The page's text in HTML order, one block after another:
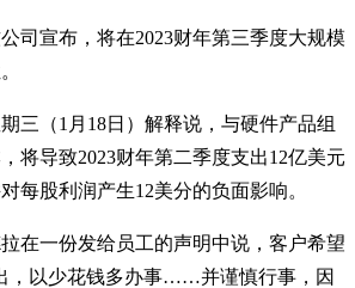
司宣布，将在2023财年第三季度大规模
三（1月18日）解释说，与硬件产品组
将导致2023财年第二季度支出12亿美元
每股利润产生12美分的负面影响。
在一份发给员工的声明中说，客户希望
，以少花钱多办事……并谨慎行事，因